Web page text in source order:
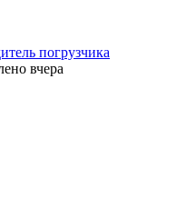
погрузчика
вчера